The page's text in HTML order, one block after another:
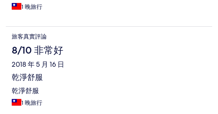
1 晚旅行
旅客真實評論
8/10 非常好
2018 年 5 月 16 日
乾淨舒服
乾淨舒服
1 晚旅行